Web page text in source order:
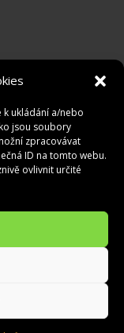
ukládání a/nebo
jsou soubory
zpracovávat
ID na tomto webu.
ovlivnit určité